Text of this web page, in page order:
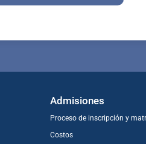
Admisiones
Proceso de inscripción y
Costos